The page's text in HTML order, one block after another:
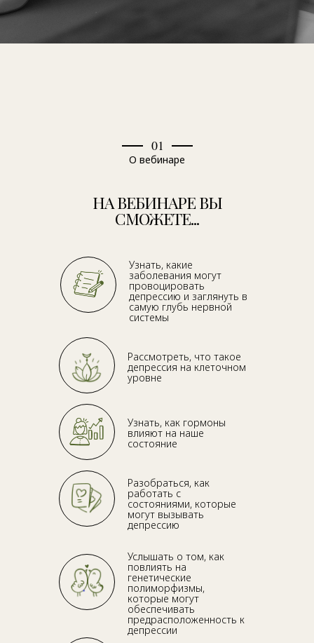
Узнать, какие
заболевания могут
провоцировать
депрессию и заглянуть в
самую глубь нервной
системы
Рассмотреть, что такое
депрессия на клеточном
уровне
Узнать, как гормоны
влияют на наше
состояние
Разобраться, как
работать с
состояниями, которые
могут вызывать
депрессию
Услышать о том, как
повлиять на
генетические
полиморфизмы,
которые могут
обеспечивать
предрасположенность к
депрессии
НА ВЕБИНАРЕ ВЫ
СМОЖЕТЕ...
01
О вебинаре